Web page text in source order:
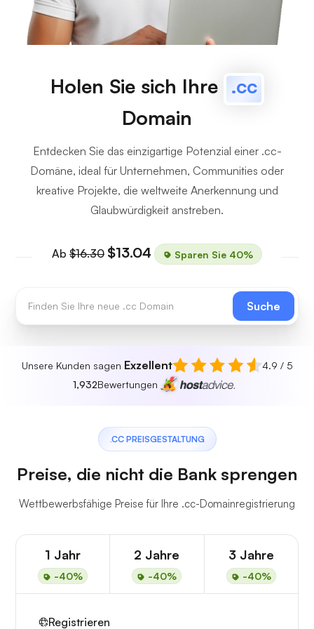
Holen Sie sich Ihre .cc
Domain
Entdecken Sie das einzigartige Potenzial einer .cc-
Domäne, ideal für Unternehmen, Communities oder
kreative Projekte, die weltweite Anerkennung und
Glaubwürdigkeit anstreben.
Ab $16.30 $13.04 Sparen Sie 40%
Suche
Unsere Kunden sagen Exzellent
4.9 / 5
1,932Bewertungen
.CC PREISGESTALTUNG
Preise, die nicht die Bank sprengen
Wettbewerbsfähige Preise für Ihre .cc-Domainregistrierung
1 Jahr
-40%
2 Jahre
-40%
3 Jahre
-40%
Registrieren